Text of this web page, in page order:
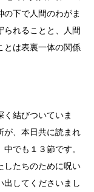
の下で人間のわがま
られることと、人間
とは表裏一体の関係
結びついていま
が、本日共に読まれ
でも１３節です。
したちのために呪い
出してくださいまし